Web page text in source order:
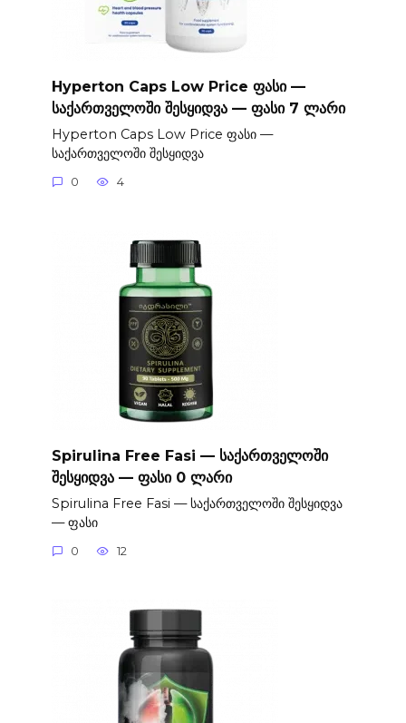
Hyperton Caps Low Price ფასი —
საქართველოში შესყიდვა — ფასი 7 ლარი
Hyperton Caps Low Price ფასი —
საქართველოში შესყიდვა
0 4
Spirulina Free Fasi — საქართველოში
შესყიდვა — ფასი 0 ლარი
Spirulina Free Fasi — საქართველოში შესყიდვა
— ფასი
0 12